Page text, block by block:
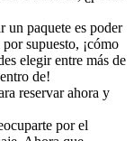
un paquete es poder
supuesto, ¡cómo
elegir entre más de
de!
reservar ahora y
por el